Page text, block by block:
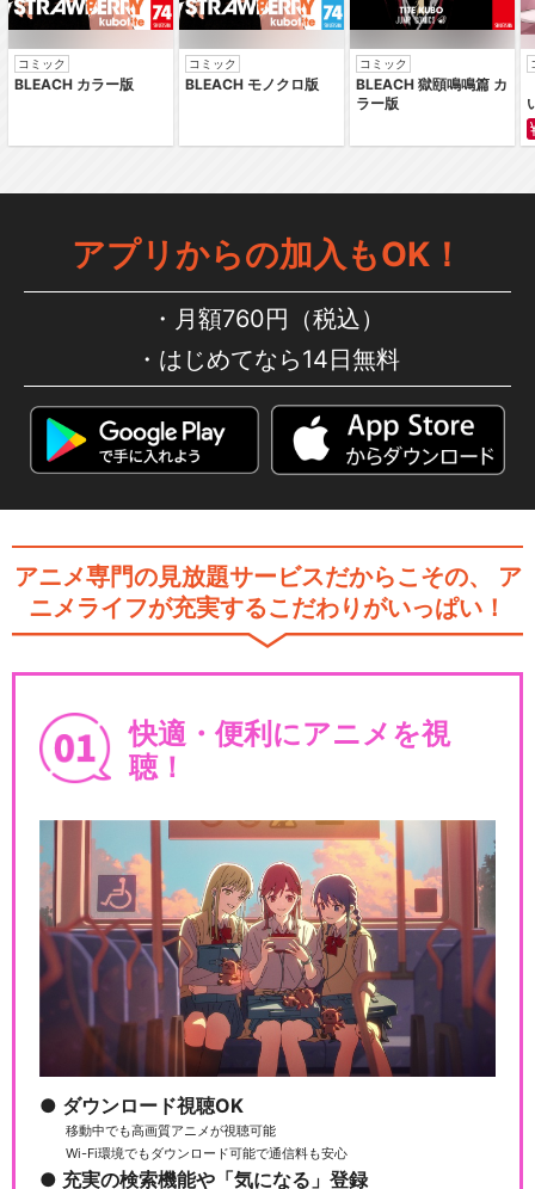
コミック
BLEACH カラー版
コミック
BLEACH モノクロ版
コミック
BLEACH 獄頤鳴鳴篇 カ
ラー版
アプリからの加入もOK！
月額760円（税込）
はじめてなら14日無料
アニメ専門の見放題サービスだからこその、
ア
ニメライフが充実するこだわりがいっぱい！
快適・便利にアニメを視
聴！
ダウンロード視聴OK
移動中でも高画質アニメが視聴可能
Wi-Fi環境でもダウンロード可能で通信料も安心
充実の検索機能や「気になる」登録